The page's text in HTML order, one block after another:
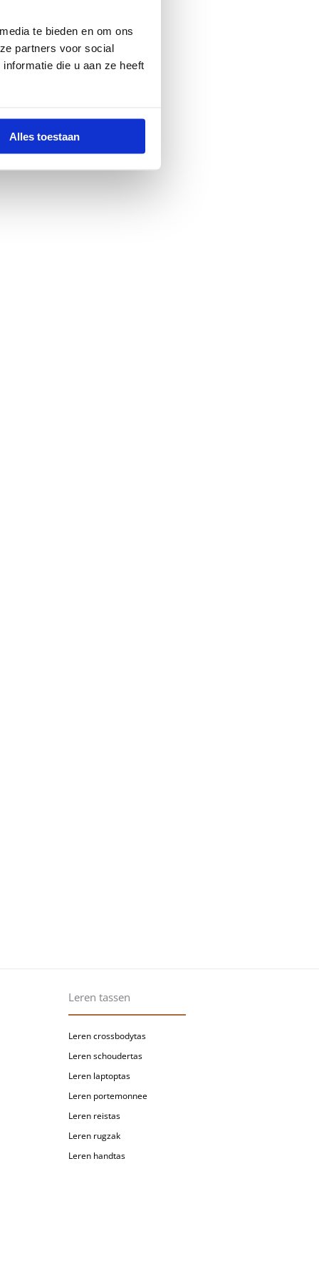
te bieden en om ons
partners voor social
die u aan ze heeft
Alles toestaan
Leren tassen
Leren crossbodytas
Leren schoudertas
Leren laptoptas
Leren portemonnee
Leren reistas
Leren rugzak
Leren handtas